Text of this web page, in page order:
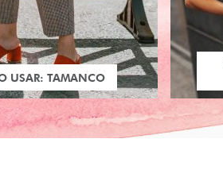
USAR: TAMANCO